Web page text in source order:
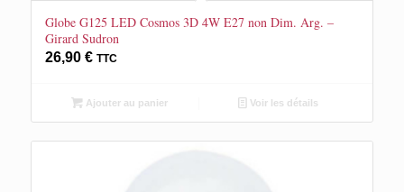
Globe G125 LED Cosmos 3D 4W E27 non Dim. Arg. –
Girard Sudron
26,90 € TTC
Ajouter au panier Voir les détails